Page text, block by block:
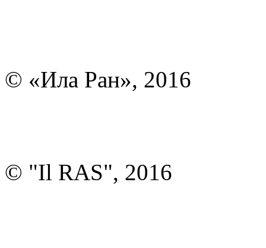
© «Ила Ран», 2016
© "Il RAS", 2016